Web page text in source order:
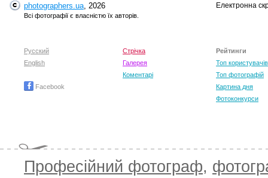
photographers.ua, 2026
Всі фотографії є власністю їх авторів.
Електронна
Русский
English
Facebook
Стрічка
Галерея
Коментарі
Рейтинги
Топ користувачів
Топ фотографій
Картина дня
Фотоконкурси
Професійний фотограф,